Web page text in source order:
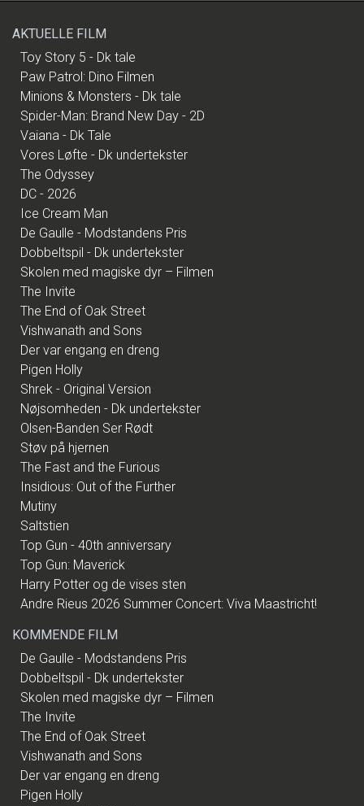
AKTUELLE FILM
Toy Story 5 - Dk tale
Paw Patrol: Dino Filmen
Minions & Monsters - Dk tale
Spider-Man: Brand New Day - 2D
Vaiana - Dk Tale
Vores Løfte - Dk undertekster
The Odyssey
DC - 2026
Ice Cream Man
De Gaulle - Modstandens Pris
Dobbeltspil - Dk undertekster
Skolen med magiske dyr – Filmen
The Invite
The End of Oak Street
Vishwanath and Sons
Der var engang en dreng
Pigen Holly
Shrek - Original Version
Nøjsomheden - Dk undertekster
Olsen-Banden Ser Rødt
Støv på hjernen
The Fast and the Furious
Insidious: Out of the Further
Mutiny
Saltstien
Top Gun - 40th anniversary
Top Gun: Maverick
Harry Potter og de vises sten
Andre Rieus 2026 Summer Concert: Viva Maastricht!
KOMMENDE FILM
De Gaulle - Modstandens Pris
Dobbeltspil - Dk undertekster
Skolen med magiske dyr – Filmen
The Invite
The End of Oak Street
Vishwanath and Sons
Der var engang en dreng
Pigen Holly